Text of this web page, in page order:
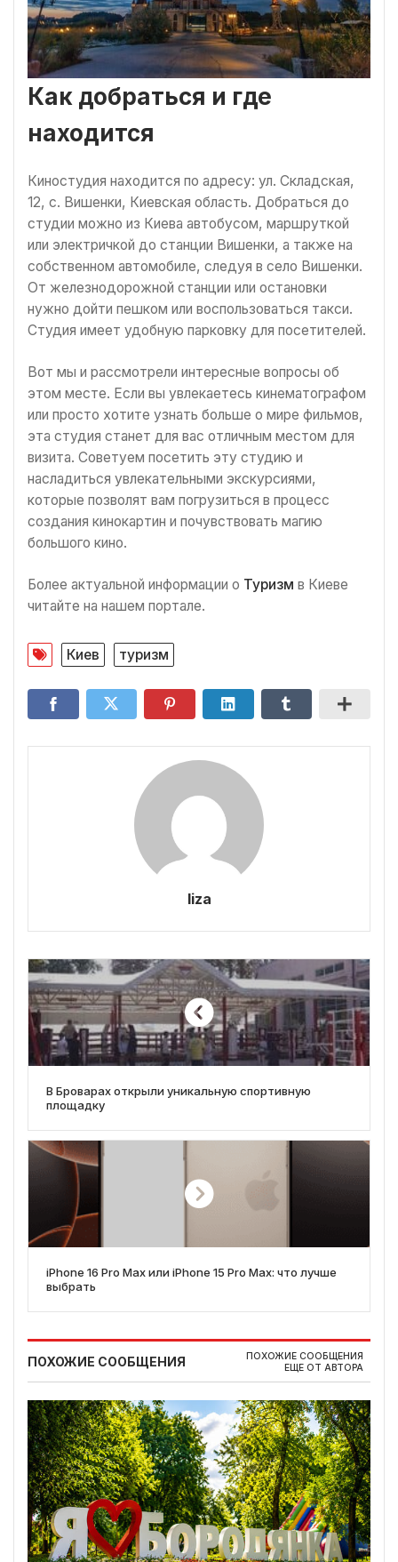
Как добраться и где
находится
Киностудия находится по адресу: ул. Складская,
12, с. Вишенки, Киевская область. Добраться до
студии можно из Киева автобусом, маршруткой
или электричкой до станции Вишенки, а также на
собственном автомобиле, следуя в село Вишенки.
От железнодорожной станции или остановки
нужно дойти пешком или воспользоваться такси.
Студия имеет удобную парковку для посетителей.
Вот мы и рассмотрели интересные вопросы об
этом месте. Если вы увлекаетесь кинематографом
или просто хотите узнать больше о мире фильмов,
эта студия станет для вас отличным местом для
визита. Советуем посетить эту студию и
насладиться увлекательными экскурсиями,
которые позволят вам погрузиться в процесс
создания кинокартин и почувствовать магию
большого кино.
Более актуальной информации о Туризм в Киеве
читайте на нашем портале.
Киев туризм
liza
В Броварах открыли уникальную спортивную
площадку
iPhone 16 Pro Max или iPhone 15 Pro Max: что лучше
выбрать
ПОХОЖИЕ СООБЩЕНИЯ
ПОХОЖИЕ СООБЩЕНИЯ
ЕЩЕ ОТ АВТОРА